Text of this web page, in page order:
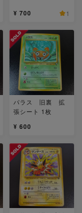
¥ 700 1
パラス 旧裏 拡
張シート 1枚
¥ 600